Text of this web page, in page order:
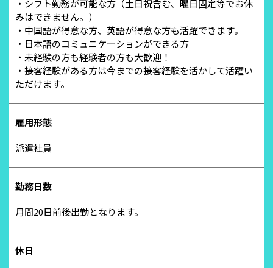
・シフト勤務が可能な方（土日祝含む、曜日固定等でお休
みはできません。）
・中国語が得意な方、英語が得意な方も活躍できます。
・日本語のコミュニケーションができる方
・未経験の方も経験者の方も大歓迎！
・接客経験がある方は今までの接客経験を活かして活躍い
ただけます。
雇用形態
派遣社員
勤務日数
月間20日前後出勤となります。
休日